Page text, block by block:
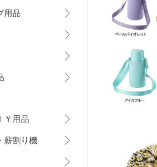
用品
Ｙ用品
薪割り機